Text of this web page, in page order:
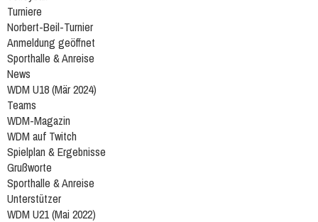
Turniere
Norbert-Beil-Turnier
Anmeldung geöffnet
Sporthalle & Anreise
News
WDM U18 (Mär 2024)
Teams
WDM-Magazin
WDM auf Twitch
Spielplan & Ergebnisse
Grußworte
Sporthalle & Anreise
Unterstützer
WDM U21 (Mai 2022)